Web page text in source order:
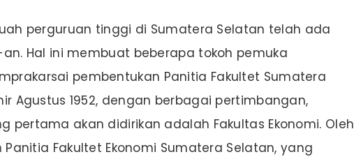
perguruan tinggi di Sumatera Selatan telah ada
Hal ini membuat beberapa tokoh pemuka
pembentukan Panitia Fakultet Sumatera
Agustus 1952, dengan berbagai pertimbangan,
pertama akan didirikan adalah Fakultas Ekonomi. Oleh
Fakultet Ekonomi Sumatera Selatan, yang